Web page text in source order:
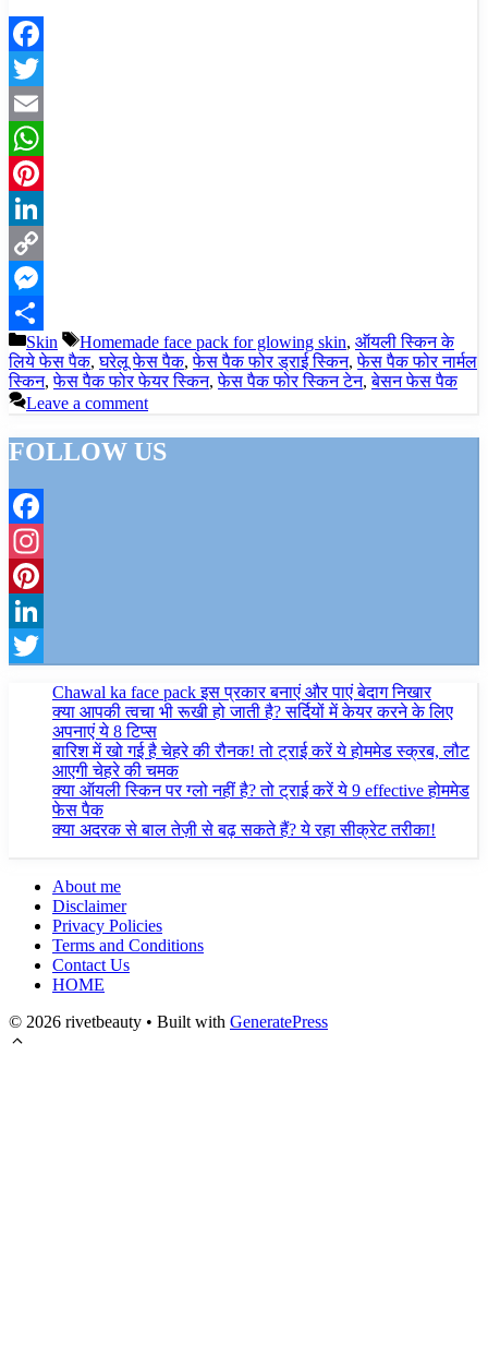
Facebook
Twitter
Email
WhatsApp
Pinterest
LinkedIn
Copy
Link
Messenger
Share
Categories
Skin Tags
Homemade face pack for glowing skin, ऑयली स्किन के
लिये फेस पैक,घरेलू फेस पैक,फेस पैक फोर ड्राई स्किन,फेस पैक फोर नार्मल
स्किन,फेस पैक फोर फेयर स्किन,फेस पैक फोर स्किन टेन,बेसन फेस पैक
Leave a comment
FOLLOW US
Facebook
Instagram
Pinterest
LinkedIn
Chawal ka face pack इस प्रकार बनाएं और पाएं बेदाग निखार
क्या आपकी त्वचा भी रूखी हो जाती है? सर्दियों में केयर करने के लिए
अपनाएं ये 8 टिप्स
बारिश में खो गई है चेहरे की रौनक! तो ट्राई करें ये होममेड स्क्रब, लौट
आएगी चेहरे की चमक
क्या ऑयली स्किन पर ग्लो नहीं है? तो ट्राई करें ये 9 effective होममेड
फेस पैक
क्या अदरक से बाल तेज़ी से बढ़ सकते हैं? ये रहा सीक्रेट तरीका!
About me
Disclaimer
Privacy Policies
Terms and Conditions
Contact Us
HOME
© 2026 rivetbeauty • Built with GeneratePress